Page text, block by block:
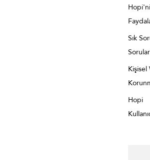
Sık
Sorular
Kişisel
Hopi